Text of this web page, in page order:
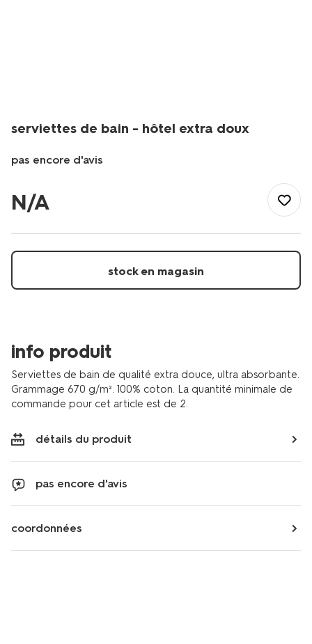
serviettes de bain - hôtel extra doux
pas encore d'avis
be/bain-
toilette/serviettes-
bain/serviettes-
de-
1000015128.html
N/A
stock en magasin
info produit
Serviettes de bain de qualité extra douce, ultra absorbante.
Grammage 670 g/m². 100% coton. La quantité minimale de
commande pour cet article est de 2.
détails du produit
pas encore d'avis
coordonnées